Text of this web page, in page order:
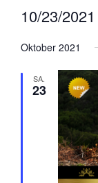
10/23/2021
wählen.
Oktober 2021
SA.
23